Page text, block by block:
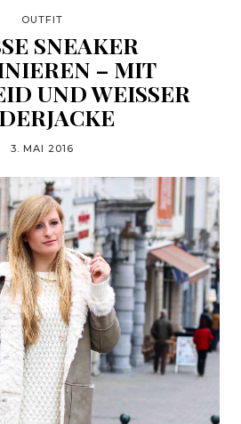
OUTFIT
SNEAKER K
– MIT W
WEISSER LE
3. MAI 2016